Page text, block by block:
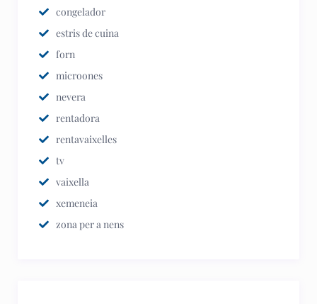
congelador
estris de cuina
forn
microones
nevera
rentadora
rentavaixelles
tv
vaixella
xemeneia
zona per a nens